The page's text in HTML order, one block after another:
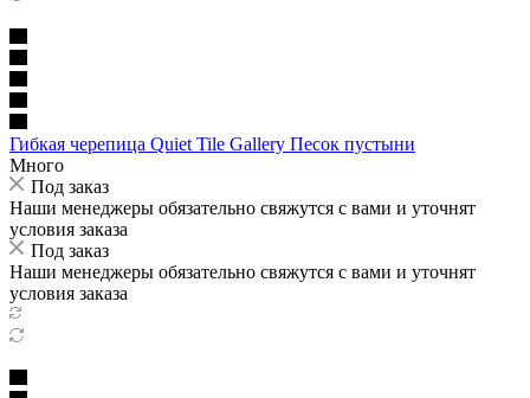
Гибкая черепица Quiet Tile Gallery Песок пустыни
Много
Под заказ
Наши менеджеры обязательно свяжутся с вами и уточнят
условия заказа
Под заказ
Наши менеджеры обязательно свяжутся с вами и уточнят
условия заказа